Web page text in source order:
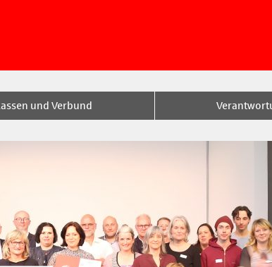
und Verbund